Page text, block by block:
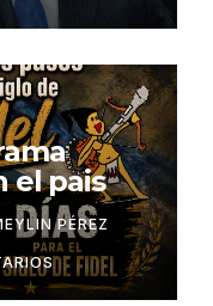
el pais
PÉREZ